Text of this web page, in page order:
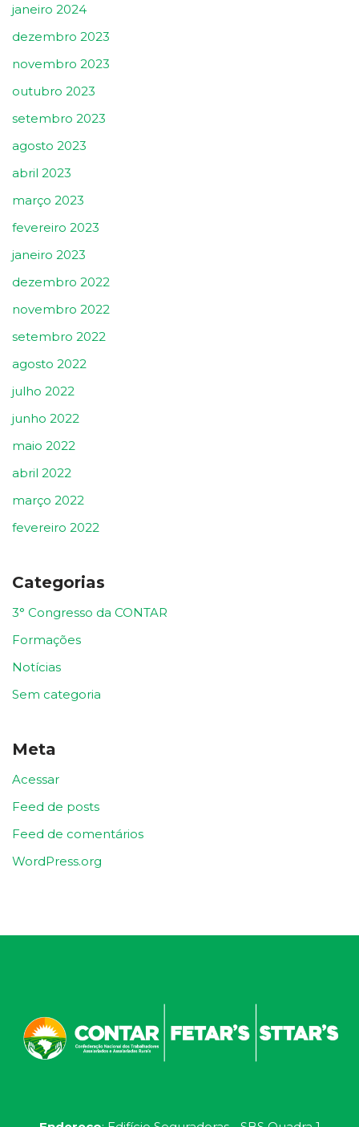
janeiro 2024
dezembro 2023
novembro 2023
outubro 2023
setembro 2023
agosto 2023
abril 2023
março 2023
fevereiro 2023
janeiro 2023
dezembro 2022
novembro 2022
setembro 2022
agosto 2022
julho 2022
junho 2022
maio 2022
abril 2022
março 2022
fevereiro 2022
Categorias
3° Congresso da CONTAR
Formações
Notícias
Sem categoria
Meta
Acessar
Feed de posts
Feed de comentários
WordPress.org